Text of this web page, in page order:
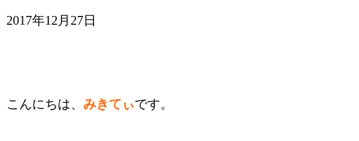
2017年12月27日
こんにちは、 みきてぃです。